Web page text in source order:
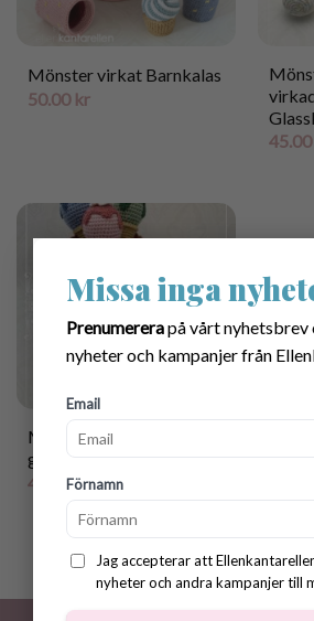
Missa inga
Prenumererapå vårt nyhetsbrev
nyheter och kampanjer från
Email
Förnamn
Jag accepterar att
nyheter och andra kampanjer till
Mönster virkat Barnkalas
50.00 kr
45.00
Mönster virkat
gåvopaket i pastellfärger
40.00kr